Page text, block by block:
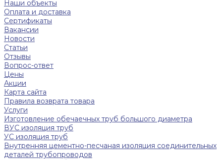
Наши объекты
Оплата и доставка
Сертификаты
Вакансии
Новости
Статьи
Отзывы
Вопрос-ответ
Цены
Акции
Карта сайта
Правила возврата товара
Услуги
Изготовление обечаечных труб большого диаметра
ВУС изоляция труб
УС изоляция труб
Внутренняя цементно-песчаная изоляция соединительных
деталей трубопроводов